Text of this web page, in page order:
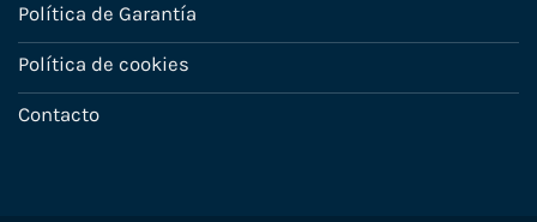
Política de Garantía
Política de cookies
Contacto